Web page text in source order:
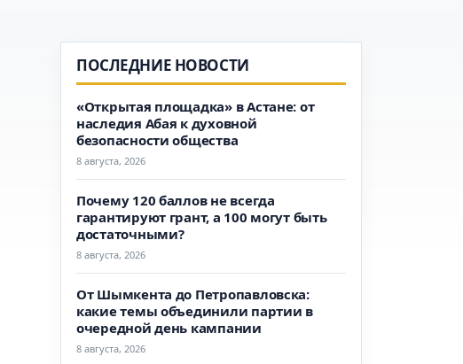
ПОСЛЕДНИЕ НОВОСТИ
«Открытая площадка» в Астане: от
наследия Абая к духовной
безопасности общества
8 августа, 2026
Почему 120 баллов не всегда
гарантируют грант, а 100 могут быть
достаточными?
8 августа, 2026
От Шымкента до Петропавловска:
какие темы объединили партии в
очередной день кампании
8 августа, 2026